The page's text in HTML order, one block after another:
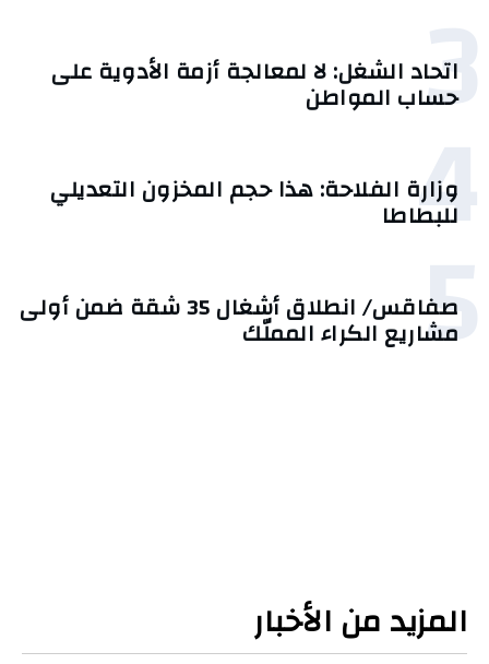
3
اتحاد الشغل: لا لمعالجة أزمة الأدوية على
حساب المواطن
4
وزارة الفلاحة: هذا حجم المخزون التعديلي
للبطاطا
5 صفاقس/ انطلاق أشغال 35 شقة ضمن أولى
مشاريع الكراء المملّك
المزيد من الأخبار